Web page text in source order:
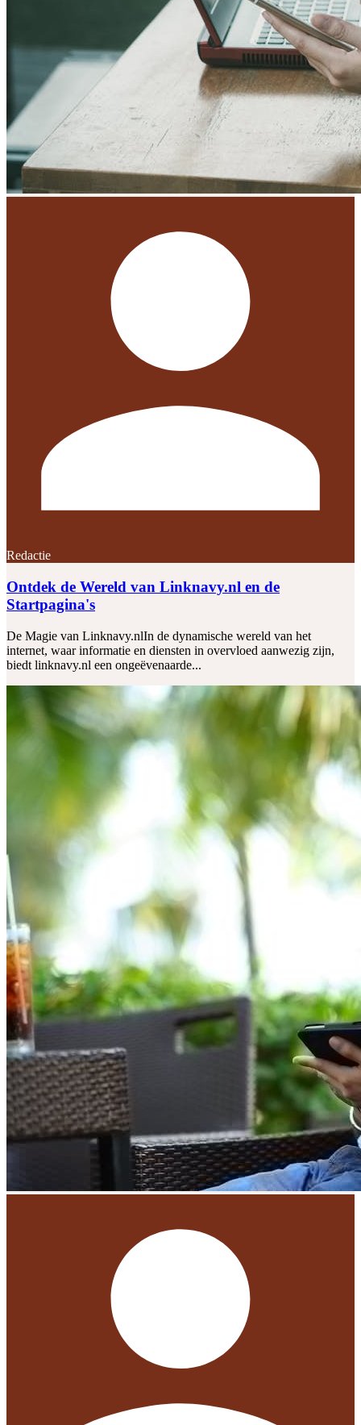
Redactie
Ontdek de Wereld van Linknavy.nl en de
Startpagina's
De Magie van Linknavy.nlIn de dynamische wereld van het
internet, waar informatie en diensten in overvloed aanwezig zijn,
biedt linknavy.nl een ongeëvenaarde...